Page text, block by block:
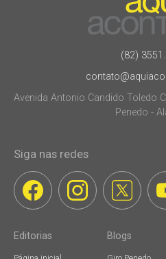
(82)
Avenida Antonio Candido Toledo
Penedo -
Siga nas redes
Editorias Blogs